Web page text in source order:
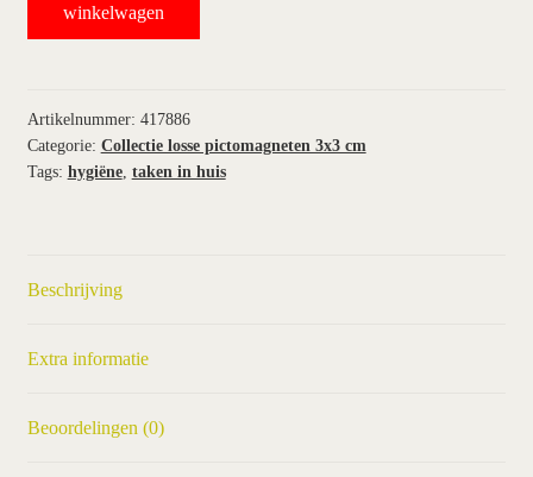
winkelwinkelwagen
Artikelnummer: 417886
Categorie: Collectie losse pictomagneten 3x3 cm
Tags: hygiëne, taken in huis
Beschrijving
Extra informatie
Beoordelingen (0)